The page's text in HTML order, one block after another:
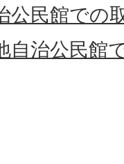
公民館での
自治公民館